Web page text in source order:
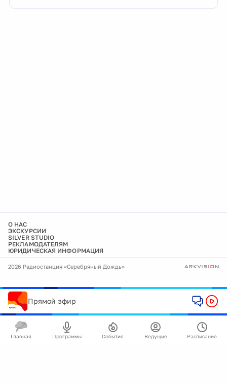
О НАС
ЭКСКУРСИИ
SILVER STUDIO
РЕКЛАМОДАТЕЛЯМ
ЮРИДИЧЕСКАЯ ИНФОРМАЦИЯ
2026 Радиостанция «Серебряный Дождь»
Прямой эфир
Главная Программы События Ведущие Расписание